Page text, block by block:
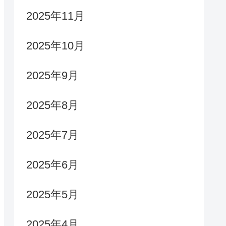
2025年11月
2025年10月
2025年9月
2025年8月
2025年7月
2025年6月
2025年5月